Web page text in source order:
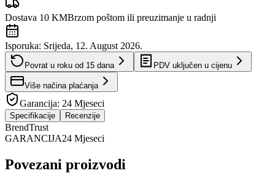
Dostava 10 KMBrzom poštom ili preuzimanje u radnji
Isporuka: Srijeda, 12. August 2026.
Povrat u roku od 15 dana PDV uključen u cijenu
Više načina plaćanja
Garancija: 24 Mjeseci
Specifikacije Recenzije
BrendTrust
GARANCIJA24 Mjeseci
Povezani proizvodi